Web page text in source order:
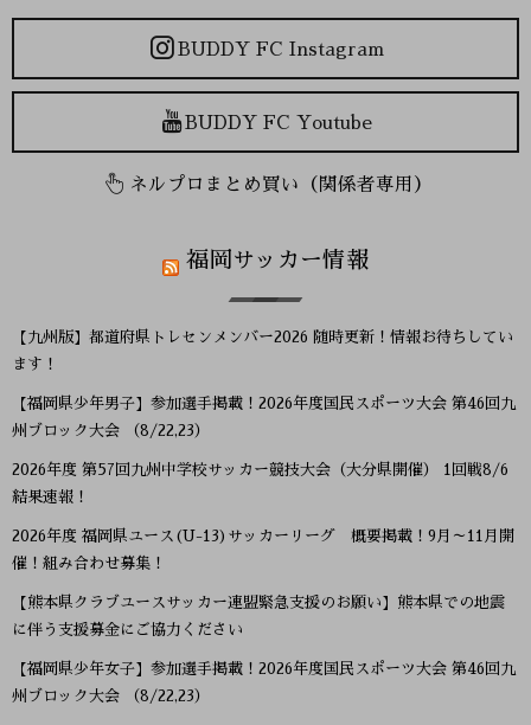
BUDDY FC Instagram
BUDDY FC Youtube
ネルプロまとめ買い（関係者専用）
福岡サッカー情報
【九州版】都道府県トレセンメンバー2026 随時更新！情報お待ちしてい
ます！
【福岡県少年男子】参加選手掲載！2026年度国民スポーツ大会 第46回九
州ブロック大会 （8/22,23）
2026年度 第57回九州中学校サッカー競技大会（大分県開催） 1回戦8/6
結果速報！
2026年度 福岡県ユース(U-13)サッカーリーグ 概要掲載！9月～11月開
催！組み合わせ募集！
【熊本県クラブユースサッカー連盟緊急支援のお願い】熊本県での地震
に伴う支援募金にご協力ください
【福岡県少年女子】参加選手掲載！2026年度国民スポーツ大会 第46回九
州ブロック大会 （8/22,23）